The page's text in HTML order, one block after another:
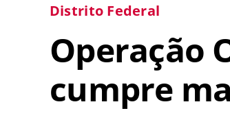
Distrito Federal
Operação
cumpre